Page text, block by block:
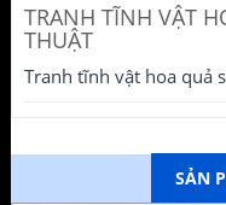
TRANH TĨNH VẬT
THUẬT
Tranh tĩnh vật hoa quả
SẢN